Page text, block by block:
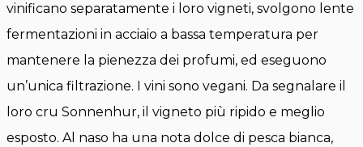
vinificano separatamente i loro vigneti, svolgono lente
fermentazioni in acciaio a bassa temperatura per
mantenere la pienezza dei profumi, ed eseguono
un’unica filtrazione. I vini sono vegani. Da segnalare il
loro cru Sonnenhur, il vigneto più ripido e meglio
esposto. Al naso ha una nota dolce di pesca bianca,